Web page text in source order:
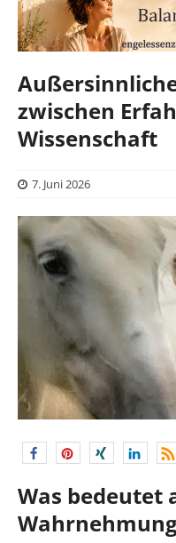
zwischen
Wissenschaft
7. Juni 2026
Was bedeutet